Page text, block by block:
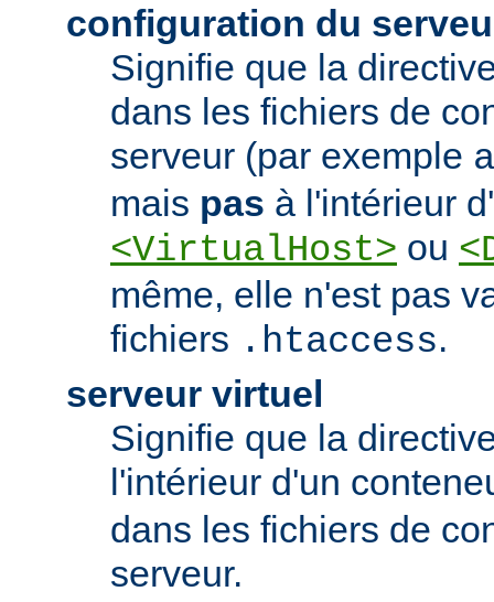
configuration du
Signifie que la
dans les fichiers de
serveur (par exemple
mais pas à l'intérieur
<VirtualHost> ou
même, elle n'est pas
fichiers .htaccess.
serveur virtuel
Signifie que la
l'intérieur d'un
dans les fichiers de
serveur.